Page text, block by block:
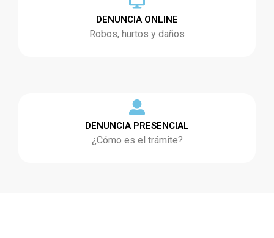
DENUNCIA ONLINE
Robos, hurtos y daños
DENUNCIA PRESENCIAL
¿Cómo es el trámite?